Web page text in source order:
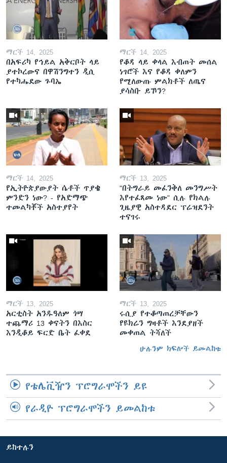
ማርች 14, 2025
በአፍሪካ የኅይል አቅርቦት ላይ
ያተኮረውና በዋሽንግተን ዲሲ
የተካሔደው ጉባኤ
ማርች 14, 2025
የቆዳ ላይ ቀላል እብጠት መሰል
ነገሮች እና የቆዳ ቀለምን
የሚለውጡ ምልክቶች ለጤና
ያሳስቡ ይኾን?
ማርች 14, 2025
የኢትዮጵያውያት ሴቶች ጥያቄ
ምንድን ነው? - የአድማጭ
ተመልካቾች አስተያየት
ማርች 13, 2025
"በትግራይ መፈንቅለ መንግሥት
እየተፈጸመ ነው" ሲሉ የክልሉ
ጊዜያዊ አስተዳደር ፕሬዝደንት
ተናገሩ
ማርች 13, 2025
አርቲስት አንዱዓለም ጎሣ
ተጨማሪ 13 ቀናትን በእስር
እንዲቆይ ፍርድ ቤት ፈቀደ
ማርች 13, 2025
ሩሲያ የተቆጣጠረቻቸውን
የዩክሬን ግዛቶች እንደያዘች
መቀጠል ትሻለች
ሁሉንም ክፍሎች ይመልከቱ
የቴሌቪዥን ፕሮግራሞችን ይዩ
የራዲዮ ፕሮግራሞችን ይመልከቱ
ይከተሉን